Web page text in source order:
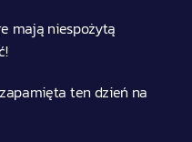
mają niespożytą
ten dzień na